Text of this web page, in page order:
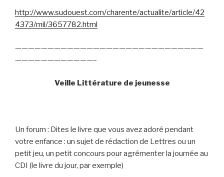
http://www.sudouest.com/charente/actualite/article/42
4373/mil/3657782.html
—————————————————————————————
————————————–
Veille Littérature de jeunesse
Un forum : Dites le livre que vous avez adoré pendant
votre enfance : un sujet de rédaction de Lettres ou un
petit jeu, un petit concours pour agrémenter la journée au
CDI (le livre du jour, par exemple)